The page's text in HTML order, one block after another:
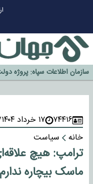
گزینه جدایی اوسمار روی میز
آیا رئیس جمهور آمریکا قانون را
اخراج رسمی چهره نامدار از
سازمان اطلاعات سپاه: پروژه
خورد
۷۴۴۱۶ ۱۷ خرداد ۱۴۰۴
خانه
سیاست
ترامپ: هیچ
ماسک بیچاره ندارم